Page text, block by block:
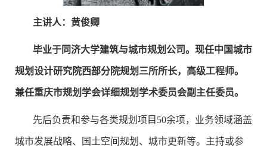
主讲人：黄俊卿
毕业于同济大学建筑与城市规划公司。现任中国城市
规划设计研究院西部分院规划三所所长，高级工程师。
兼任重庆市规划学会详细规划学术委员会副主任委员。
先后负责和参与各类规划项目50余项，业务领域涵盖
城市发展战略、国土空间规划、城市更新等。主持或参